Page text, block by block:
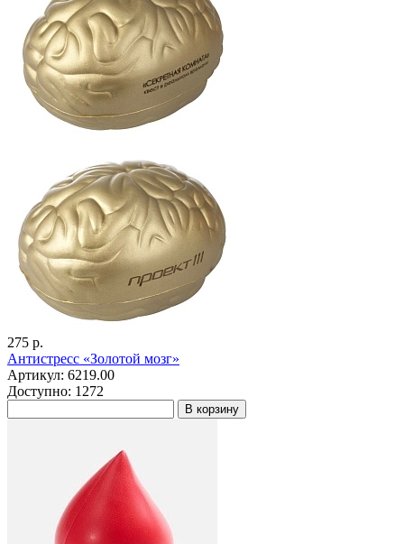
275 р.
Антистресс «Золотой мозг»
Артикул: 6219.00
Доступно: 1272
В корзину